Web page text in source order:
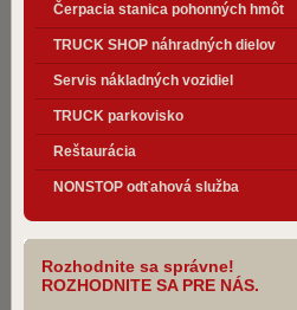
Čerpacia stanica pohonných hmôt
TRUCK SHOP náhradných dielov
Servis nákladných vozidiel
TRUCK parkovisko
Reštaurácia
NONSTOP odťahová služba
Rozhodnite sa správne!
ROZHODNITE SA PRE NÁS.